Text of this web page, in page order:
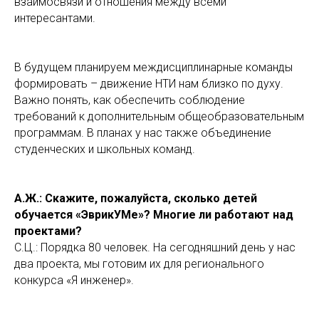
интересантами.
В будущем планируем междисциплинарные команды
формировать – движение НТИ нам близко по духу.
Важно понять, как обеспечить соблюдение
требований к дополнительным общеобразовательным
программам. В планах у нас также объединение
студенческих и школьных команд.
А.Ж.: Скажите, пожалуйста, сколько детей
обучается «ЭврикУМе»? Многие ли работают над
проектами?
С.Ц.: Порядка 80 человек. На сегодняшний день у нас
два проекта, мы готовим их для регионального
конкурса «Я инженер».